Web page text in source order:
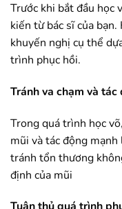
Trước khi bắt đầu học
kiến ​​từ bác sĩ của
khuyến nghị cụ thể
trình phục hồi.
Tránh va chạm và tác
Trong quá trình học
mũi và tác động
tránh tổn thương
định của mũi